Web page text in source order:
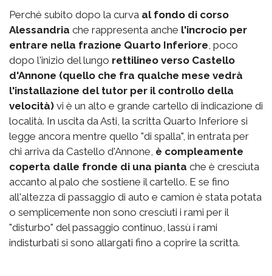
Perché subito dopo la curva al fondo di corso
Alessandria che rappresenta anche l'incrocio per
entrare nella frazione Quarto Inferiore, poco
dopo l'inizio del lungo rettilineo verso Castello
d'Annone (quello che fra qualche mese vedrà
l'installazione del tutor per il controllo della
velocità) vi è un alto e grande cartello di indicazione di
località. In uscita da Asti, la scritta Quarto Inferiore si
legge ancora mentre quello "di spalla", in entrata per
chi arriva da Castello d'Annone, è compleamente
coperta dalle fronde di una pianta che è cresciuta
accanto al palo che sostiene il cartello. E se fino
all'altezza di passaggio di auto e camion è stata potata
o semplicemente non sono cresciuti i rami per il
"disturbo" del passaggio continuo, lassù i rami
indisturbati si sono allargati fino a coprire la scritta.